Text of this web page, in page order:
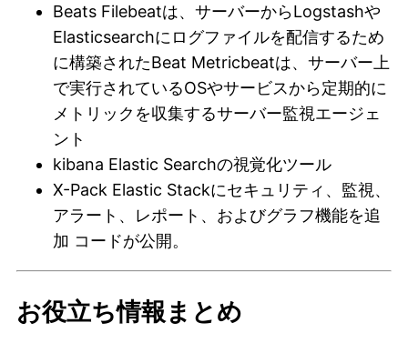
Beats Filebeatは、サーバーからLogstashや
Elasticsearchにログファイルを配信するため
に構築されたBeat Metricbeatは、サーバー上
で実行されているOSやサービスから定期的に
メトリックを収集するサーバー監視エージェ
ント
kibana Elastic Searchの視覚化ツール
X-Pack Elastic Stackにセキュリティ、監視、
アラート、レポート、およびグラフ機能を追
加 コードが公開。
お役立ち情報まとめ